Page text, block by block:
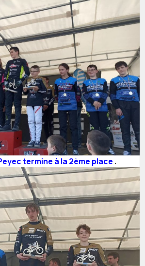
termine à la 2ème place .